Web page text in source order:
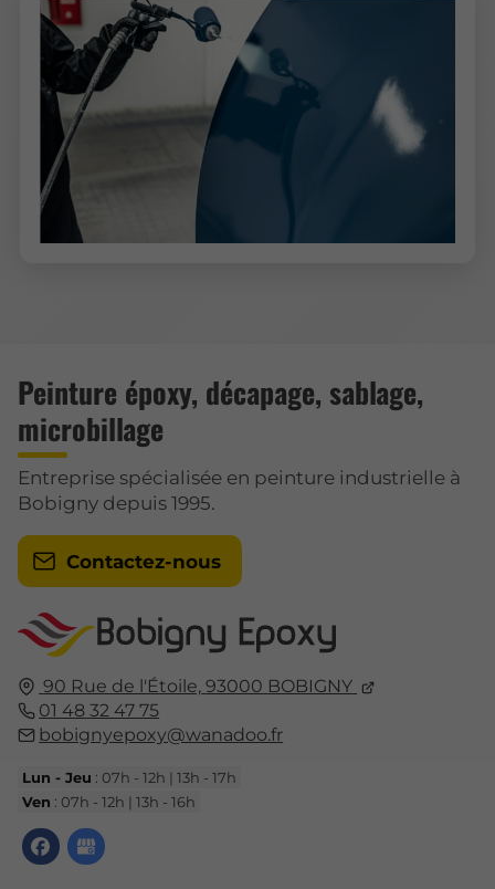
90 Rue de l'Étoile, 93000 BOBIGNY
01 48 32 47 75
bobignyepoxy@wanadoo.fr
Lun - Jeu : 07h - 12h | 13h - 17h
Ven : 07h - 12h | 13h - 16h
Peinture époxy, décapage, sablage,
microbillage
Entreprise spécialisée en peinture industrielle à
Bobigny depuis 1995.
Contactez-nous